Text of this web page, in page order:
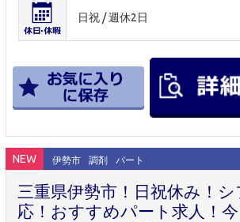
日祝 / 週休2日
NEW 伊勢市 調剤 パート
三重県伊勢市！日祝休み！
応！おすすめパート求人！